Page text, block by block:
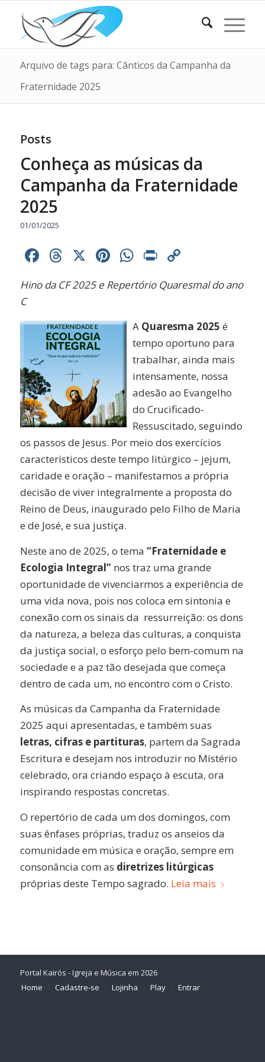
Arquivo de tags para: Cânticos da Campanha da
Fraternidade 2025
Posts
Conheça as músicas da
Campanha da Fraternidade
2025
01/01/2025
Facebook
Threads
X Pinterest
WhatsApp
Print
Link
Hino da CF 2025 e Repertório Quaresmal do ano
C
A Quaresma 2025 é
tempo oportuno para
trabalhar, ainda mais
intensamente, nossa
adesão ao Evangelho
do Crucificado-
Ressuscitado, seguindo
os passos de Jesus. Por meio dos exercícios
característicos deste tempo litúrgico – jejum,
caridade e oração – manifestamos a própria
decisão de viver integralmente a proposta do
Reino de Deus, inaugurado pelo Filho de Maria
e de José, e sua justiça.
Neste ano de 2025, o tema “Fraternidade e
Ecologia Integral”nos traz uma grande
oportunidade de vivenciarmos a experiência de
uma vida nova, pois nos coloca em sintonia e
conexão com os sinais da ressurreição: os dons
da natureza, a beleza das culturas, a conquista
da justiça social, o esforço pelo bem-comum na
sociedade e a paz tão desejada que começa
dentro de cada um, no encontro com o Cristo.
As músicas da Campanha da Fraternidade
2025 aqui apresentadas, e também suas
letras, cifras e partituras, partem da Sagrada
Escritura e desejam nos introduzir no Mistério
celebrado, ora criando espaço à escuta, ora
inspirando respostas concretas.
O repertório de cada um dos domingos, com
suas ênfases próprias, traduz os anseios da
comunidade em música e oração, sempre em
consonância com as diretrizes litúrgicas
próprias deste Tempo sagrado. Leia mais
Portal Kairós - Igreja e Música em 2026
Home
Cadastre-se Lojinha Play Entrar